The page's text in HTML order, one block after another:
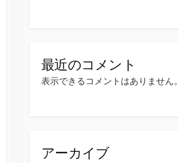
最近のコメント
表示できるコメントはありません。
アーカイブ